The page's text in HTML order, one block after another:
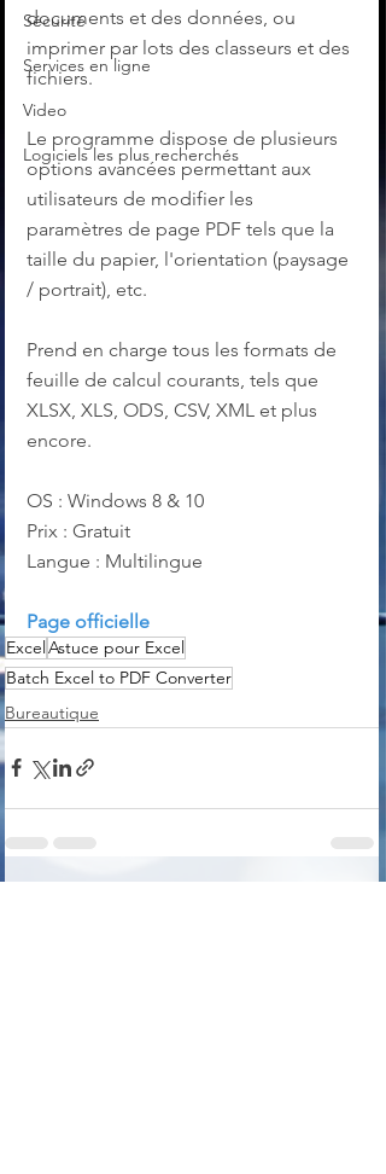
Sécurité
Services en ligne
Video
Logiciels les plus recherchés
documents et des données, ou
imprimer par lots des classeurs et des
fichiers.
Le programme dispose de plusieurs
options avancées permettant aux
utilisateurs de modifier les
paramètres de page PDF tels que la
taille du papier, l'orientation (paysage
/ portrait), etc.
Prend en charge tous les formats de
feuille de calcul courants, tels que
XLSX, XLS, ODS, CSV, XML et plus
encore.
OS : Windows 8 & 10
Prix : Gratuit
Langue : Multilingue
Page officielle
ExcelAstuce pour Excel
Batch Excel to PDF Converter
Bureautique